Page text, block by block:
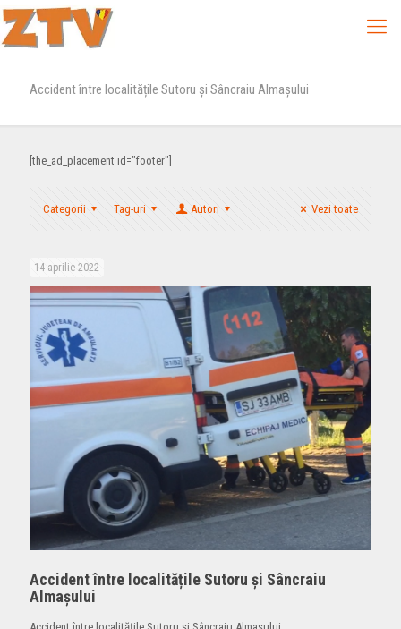
Accident între localitățile Sutoru și Sâncraiu Almașului
[the_ad_placement id="footer"]
Categorii Tag-uri Autori Vezi toate
14 aprilie 2022
Accident între localitățile Sutoru și Sâncraiu
Almașului